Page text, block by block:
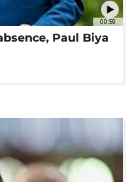
00:59
Paul Biya